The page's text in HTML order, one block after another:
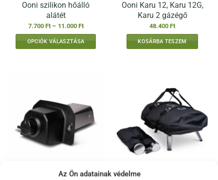
Az Ön adatainak védelme
Ooni szilikon hőálló
alátét
7.700 Ft – 11.000 FtÁrtartomány:
-
11.000 Ft
OPCIÓK VÁLASZTÁSA
van.
változatok
termékoldalon
Ooni Karu 12, Karu 12G,
Karu 2 gázégő
48.400 Ft
KOSÁRBA TESZEM